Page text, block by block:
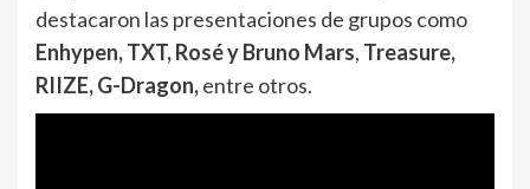
destacaron las presentaciones de grupos como
Enhypen, TXT, Rosé y Bruno Mars, Treasure,
RIIZE, G-Dragon,entre otros.